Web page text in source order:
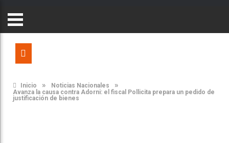
Inicio » Noticias Nacionales »
Avanza la causa contra Adorni: el fiscal Pollicita prepara un pedido de
justificación de bienes